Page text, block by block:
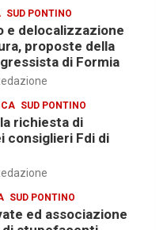
SUD PONTINO
e delocalizzazione
proposte della
di Formia
SUD PONTINO
richiesta di
consiglieri Fdi di
SUD PONTINO
ed associazione